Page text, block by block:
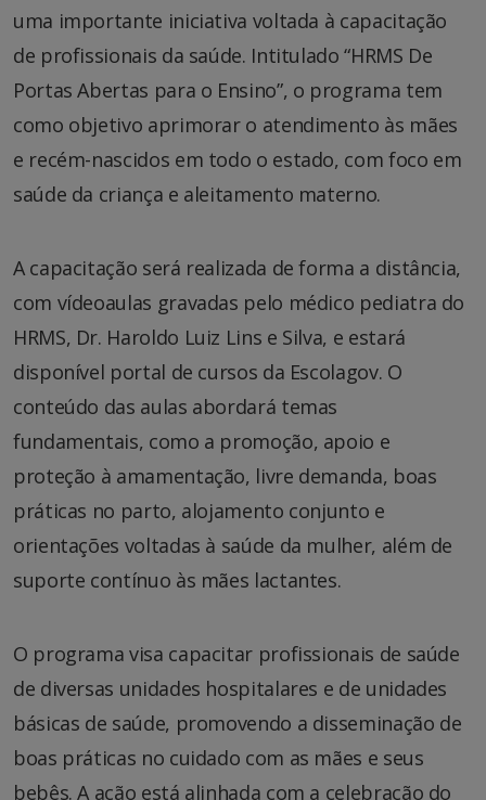
uma importante iniciativa voltada à capacitação
de profissionais da saúde. Intitulado “HRMS De
Portas Abertas para o Ensino”, o programa tem
como objetivo aprimorar o atendimento às mães
e recém-nascidos em todo o estado, com foco em
saúde da criança e aleitamento materno.
A capacitação será realizada de forma a distância,
com vídeoaulas gravadas pelo médico pediatra do
HRMS, Dr. Haroldo Luiz Lins e Silva, e estará
disponível portal de cursos da Escolagov. O
conteúdo das aulas abordará temas
fundamentais, como a promoção, apoio e
proteção à amamentação, livre demanda, boas
práticas no parto, alojamento conjunto e
orientações voltadas à saúde da mulher, além de
suporte contínuo às mães lactantes.
O programa visa capacitar profissionais de saúde
de diversas unidades hospitalares e de unidades
básicas de saúde, promovendo a disseminação de
boas práticas no cuidado com as mães e seus
bebês. A ação está alinhada com a celebração do